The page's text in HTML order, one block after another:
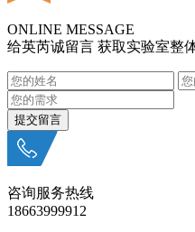
ONLINE MESSAGE
给英芮诚留言 获取实验室整
咨询服务热线
18663999912